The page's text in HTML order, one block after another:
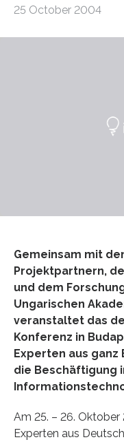
25 October 2004
Gemeinsam mit
Projektpartnern,
und dem
Ungarischen
veranstaltet das
Konferenz in
Experten aus ganz
die Beschäftigung
Am 25. – 26.
Experten aus